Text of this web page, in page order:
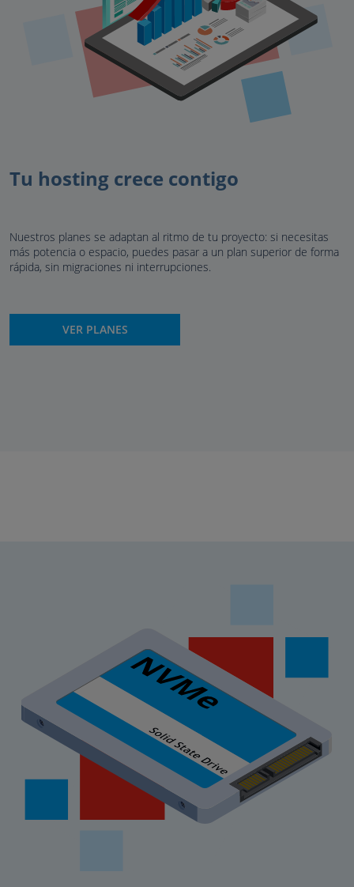
Tu hosting crece contigo
Nuestros planes se adaptan al ritmo de tu proyecto: si necesitas
más potencia o espacio, puedes pasar a un plan superior de forma
rápida, sin migraciones ni interrupciones.
VER PLANES